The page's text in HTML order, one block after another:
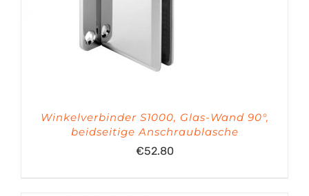
Winkelverbinder S1000, Glas-Wand 90°,
beidseitige Anschraublasche
€52.80